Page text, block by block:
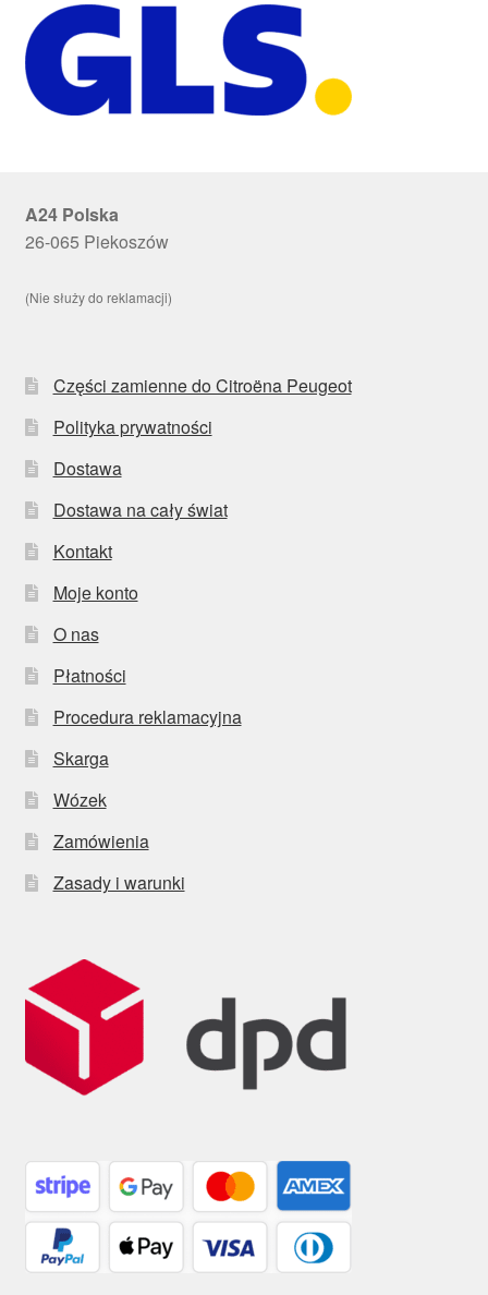
A24 Polska
26-065 Piekoszów
(Nie służy do reklamacji)
Części zamienne do Citroëna Peugeot
Polityka prywatności
Dostawa
Dostawa na cały świat
Kontakt
Moje konto
O nas
Płatności
Procedura reklamacyjna
Skarga
Wózek
Zamówienia
Zasady i warunki